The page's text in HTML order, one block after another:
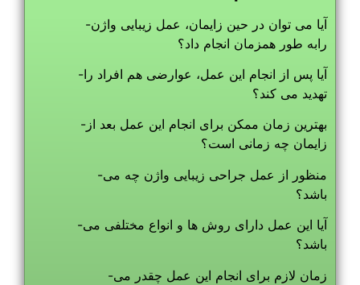
-آیا می توان در حین زایمان، عمل زیبایی واژن
رابه طور همزمان انجام داد؟
-آیا پس از انجام این عمل، عوارضی هم افراد را
تهدید می کند؟
-بهترین زمان ممکن برای انجام این عمل بعد از
زایمان چه زمانی است؟
-منظور از عمل جراحی زیبایی واژن چه می
باشد؟
-آیا این عمل دارای روش ها و انواع مختلفی می
باشد؟
-زمان لازم برای انجام این عمل چقدر می